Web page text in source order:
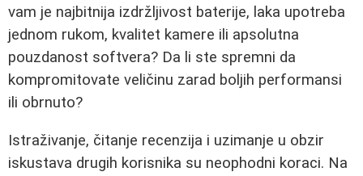
vam je najbitnija izdržljivost baterije, laka upotreba
jednom rukom, kvalitet kamere ili apsolutna
pouzdanost softvera? Da li ste spremni da
kompromitovate veličinu zarad boljih performansi
ili obrnuto?
Istraživanje, čitanje recenzija i uzimanje u obzir
iskustava drugih korisnika su neophodni koraci. Na